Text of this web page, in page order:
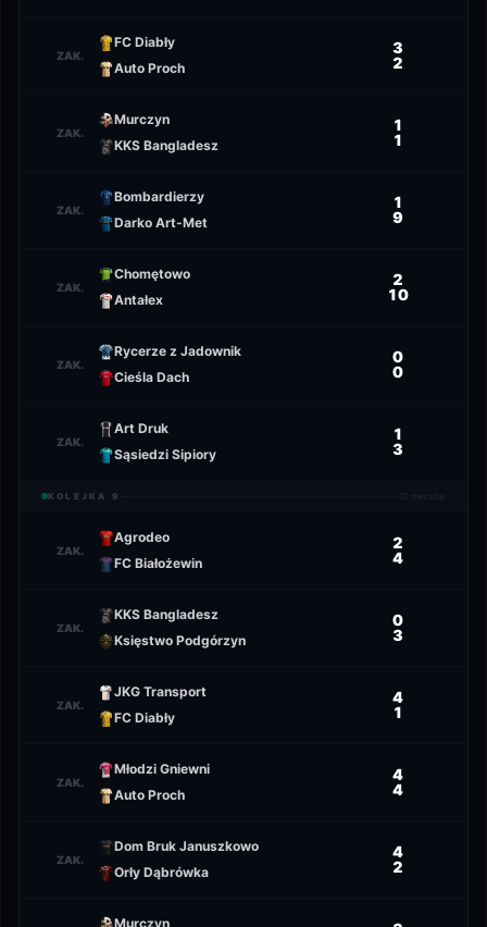
ZAK.
FC Diabły
Auto Proch
3
2
ZAK.
Murczyn
KKS Bangladesz
1
1
ZAK.
Bombardierzy
Darko Art-Met
1
9
ZAK.
Chomętowo
Antałex
2
10
ZAK.
Rycerze z Jadownik
Cieśla Dach
0
0
ZAK.
Art Druk
Sąsiedzi Sipiory
1
3
KOLEJKA 9 meczów
ZAK.
Agrodeo
FC Białożewin
2
4
ZAK.
KKS Bangladesz
Księstwo Podgórzyn
0
3
ZAK.
JKG Transport
FC Diabły
4
1
ZAK.
Młodzi Gniewni
Auto Proch
4
4
ZAK.
Dom Bruk Januszkowo
Orły Dąbrówka
4
2
Murczyn